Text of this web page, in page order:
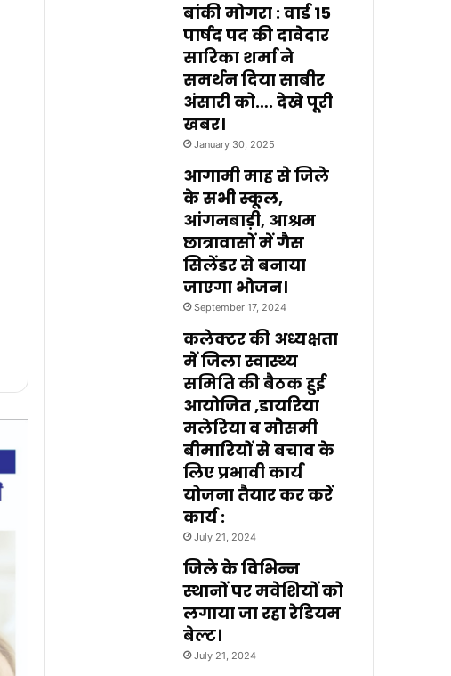
बांकी मोगरा : वार्ड 15
पार्षद पद की दावेदार
सारिका शर्मा ने
समर्थन दिया साबीर
अंसारी को…. देखे पूरी
खबर।
January 30, 2025
आगामी माह से जिले
के सभी स्कूल,
आंगनबाड़ी, आश्रम
छात्रावासों में गैस
सिलेंडर से बनाया
जाएगा भोजन।
September 17, 2024
कलेक्टर की अध्यक्षता
में जिला स्वास्थ्य
समिति की बैठक हुई
आयोजित ,डायरिया
मलेरिया व मौसमी
बीमारियों से बचाव के
लिए प्रभावी कार्य
योजना तैयार कर करें
कार्य :
July 21, 2024
जिले के विभिन्न
स्थानों पर मवेशियों को
लगाया जा रहा रेडियम
बेल्ट।
July 21, 2024